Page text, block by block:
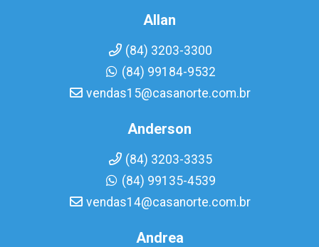
Allan
(84) 3203-3300
(84) 99184-9532
vendas15@casanorte.com.br
Anderson
(84) 3203-3335
(84) 99135-4539
vendas14@casanorte.com.br
Andrea